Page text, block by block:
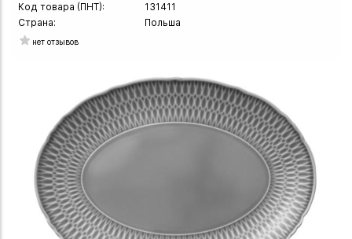
Код товара (ПНТ):
131411
Страна:
Польша
нет отзывов